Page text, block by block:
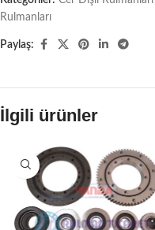
Rulmanları
Paylaş:
İlgili ürünler